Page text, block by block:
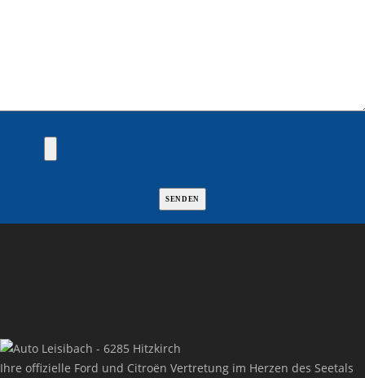
Ihre offizielle Ford und Citroën Vertretung im Herzen des Seetals